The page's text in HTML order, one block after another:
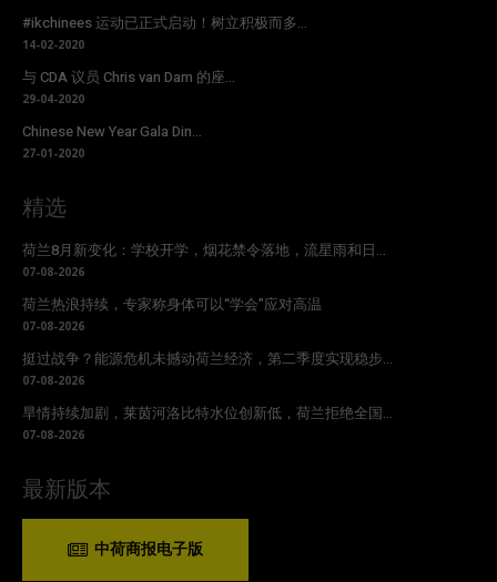
#ikchinees 运动已正式启动！树立积极而多...
14-02-2020
与 CDA 议员 Chris van Dam 的座...
29-04-2020
Chinese New Year Gala Din...
27-01-2020
精选
荷兰8月新变化：学校开学，烟花禁令落地，流星雨和日...
07-08-2026
荷兰热浪持续，专家称身体可以“学会”应对高温
07-08-2026
挺过战争？能源危机未撼动荷兰经济，第二季度实现稳步...
07-08-2026
旱情持续加剧，莱茵河洛比特水位创新低，荷兰拒绝全国...
07-08-2026
最新版本
中荷商报电子版